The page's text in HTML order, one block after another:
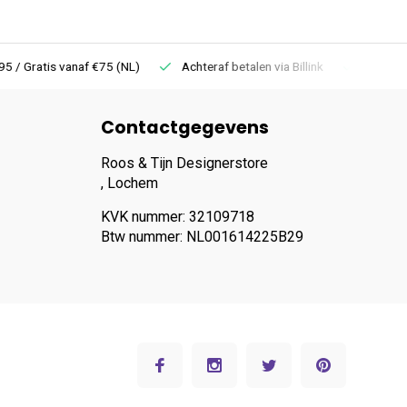
vanaf €75 (NL) Achteraf betalen via Billink
Contactgegevens
Roos & Tijn Designerstore
, Lochem
KVK nummer: 32109718
Btw nummer: NL001614225B29